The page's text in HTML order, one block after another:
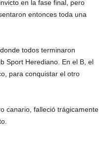
en la fase final, pero
entonces toda una
todos terminaron
Sport Herediano. En el B, el
para conquistar el otro
canario, falleció trágicamente